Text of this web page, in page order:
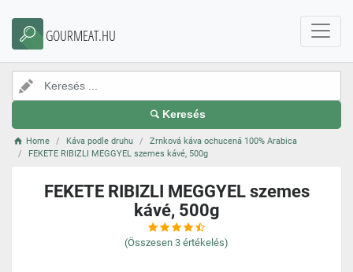
GOURMEAT.HU
Keresés
Home Káva podle druhu
Zrnková káva ochucená 100% Arabica
FEKETE RIBIZLI MEGGYEL szemes kávé, 500g
FEKETE RIBIZLI MEGGYEL szemes
kávé, 500g
(Összesen 3 értékelés)